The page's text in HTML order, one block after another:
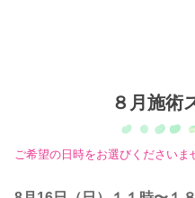
８月施術
ご希望の日時をお選びくださいま